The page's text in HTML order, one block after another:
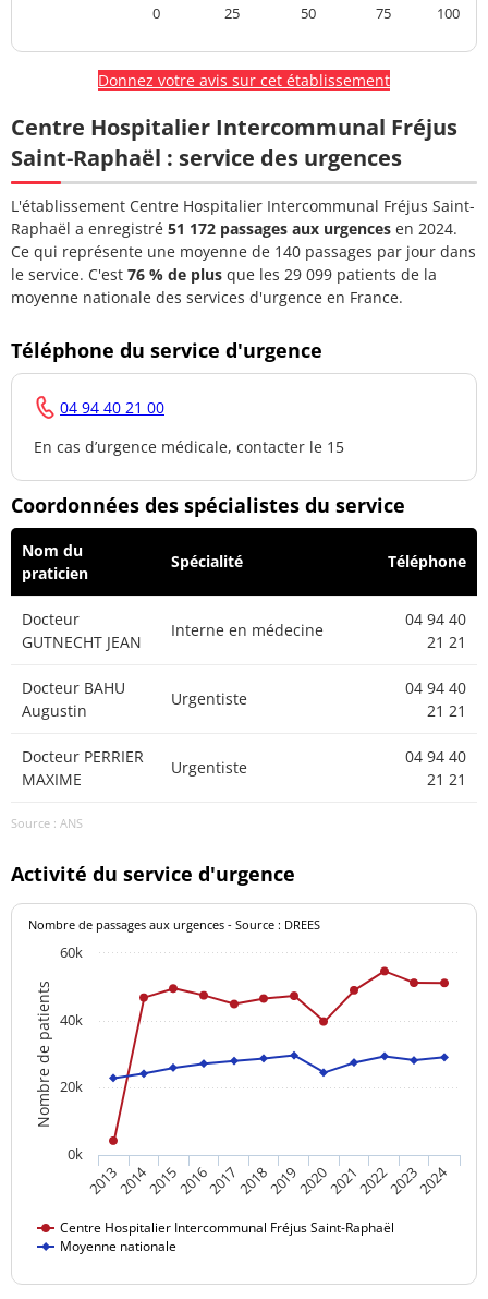
0
100
25 50 75
Donnez votre avis sur cet établissement
Centre Hospitalier Intercommunal Fréjus
Saint-Raphaël : service des urgences
L'établissement Centre Hospitalier Intercommunal Fréjus Saint-
Raphaël a enregistré 51 172 passages aux urgences en 2024.
Ce qui représente une moyenne de 140 passages par jour dans
le service. C'est 76 % de plus que les 29 099 patients de la
moyenne nationale des services d'urgence en France.
Téléphone du service d'urgence
04 94 40 21 00
En cas d’urgence médicale, contacter le 15
Coordonnées des spécialistes du service
Nom du
praticien
Spécialité Téléphone
Docteur
GUTNECHT JEAN
Interne en médecine
04 94 40
21 21
Docteur BAHU
Augustin
Urgentiste
04 94 40
21 21
Docteur PERRIER
MAXIME
Urgentiste
04 94 40
21 21
Source : ANS
Activité du service d'urgence
Nombre de patients
Nombre de passages aux urgences - Source : DREES
Centre Hospitalier Intercommunal Fréjus Saint-Raphaël
Moyenne nationale
201320142015201620172018201920202021202220232024
0k
20k
40k
60k